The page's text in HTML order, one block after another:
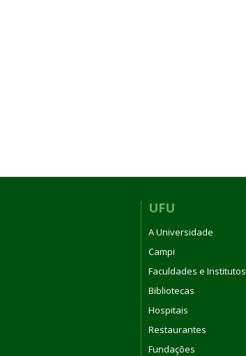
UFU
A Universidade
Campi
Faculdades e Institutos
Bibliotecas
Hospitais
Restaurantes
Fundações